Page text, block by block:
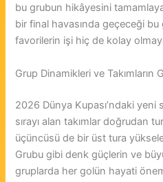
bu grubun hikâyesini
bir final havasında geçeceği
favorilerin işi hiç de kolay
Grup Dinamikleri ve Takımların
2026 Dünya Kupası’ndaki
sırayı alan takımlar doğrudan
üçüncüsü de bir üst tura
Grubu gibi denk güçlerin ve
gruplarda her golün hayati